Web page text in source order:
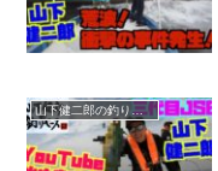
山下健二郎の釣りベース